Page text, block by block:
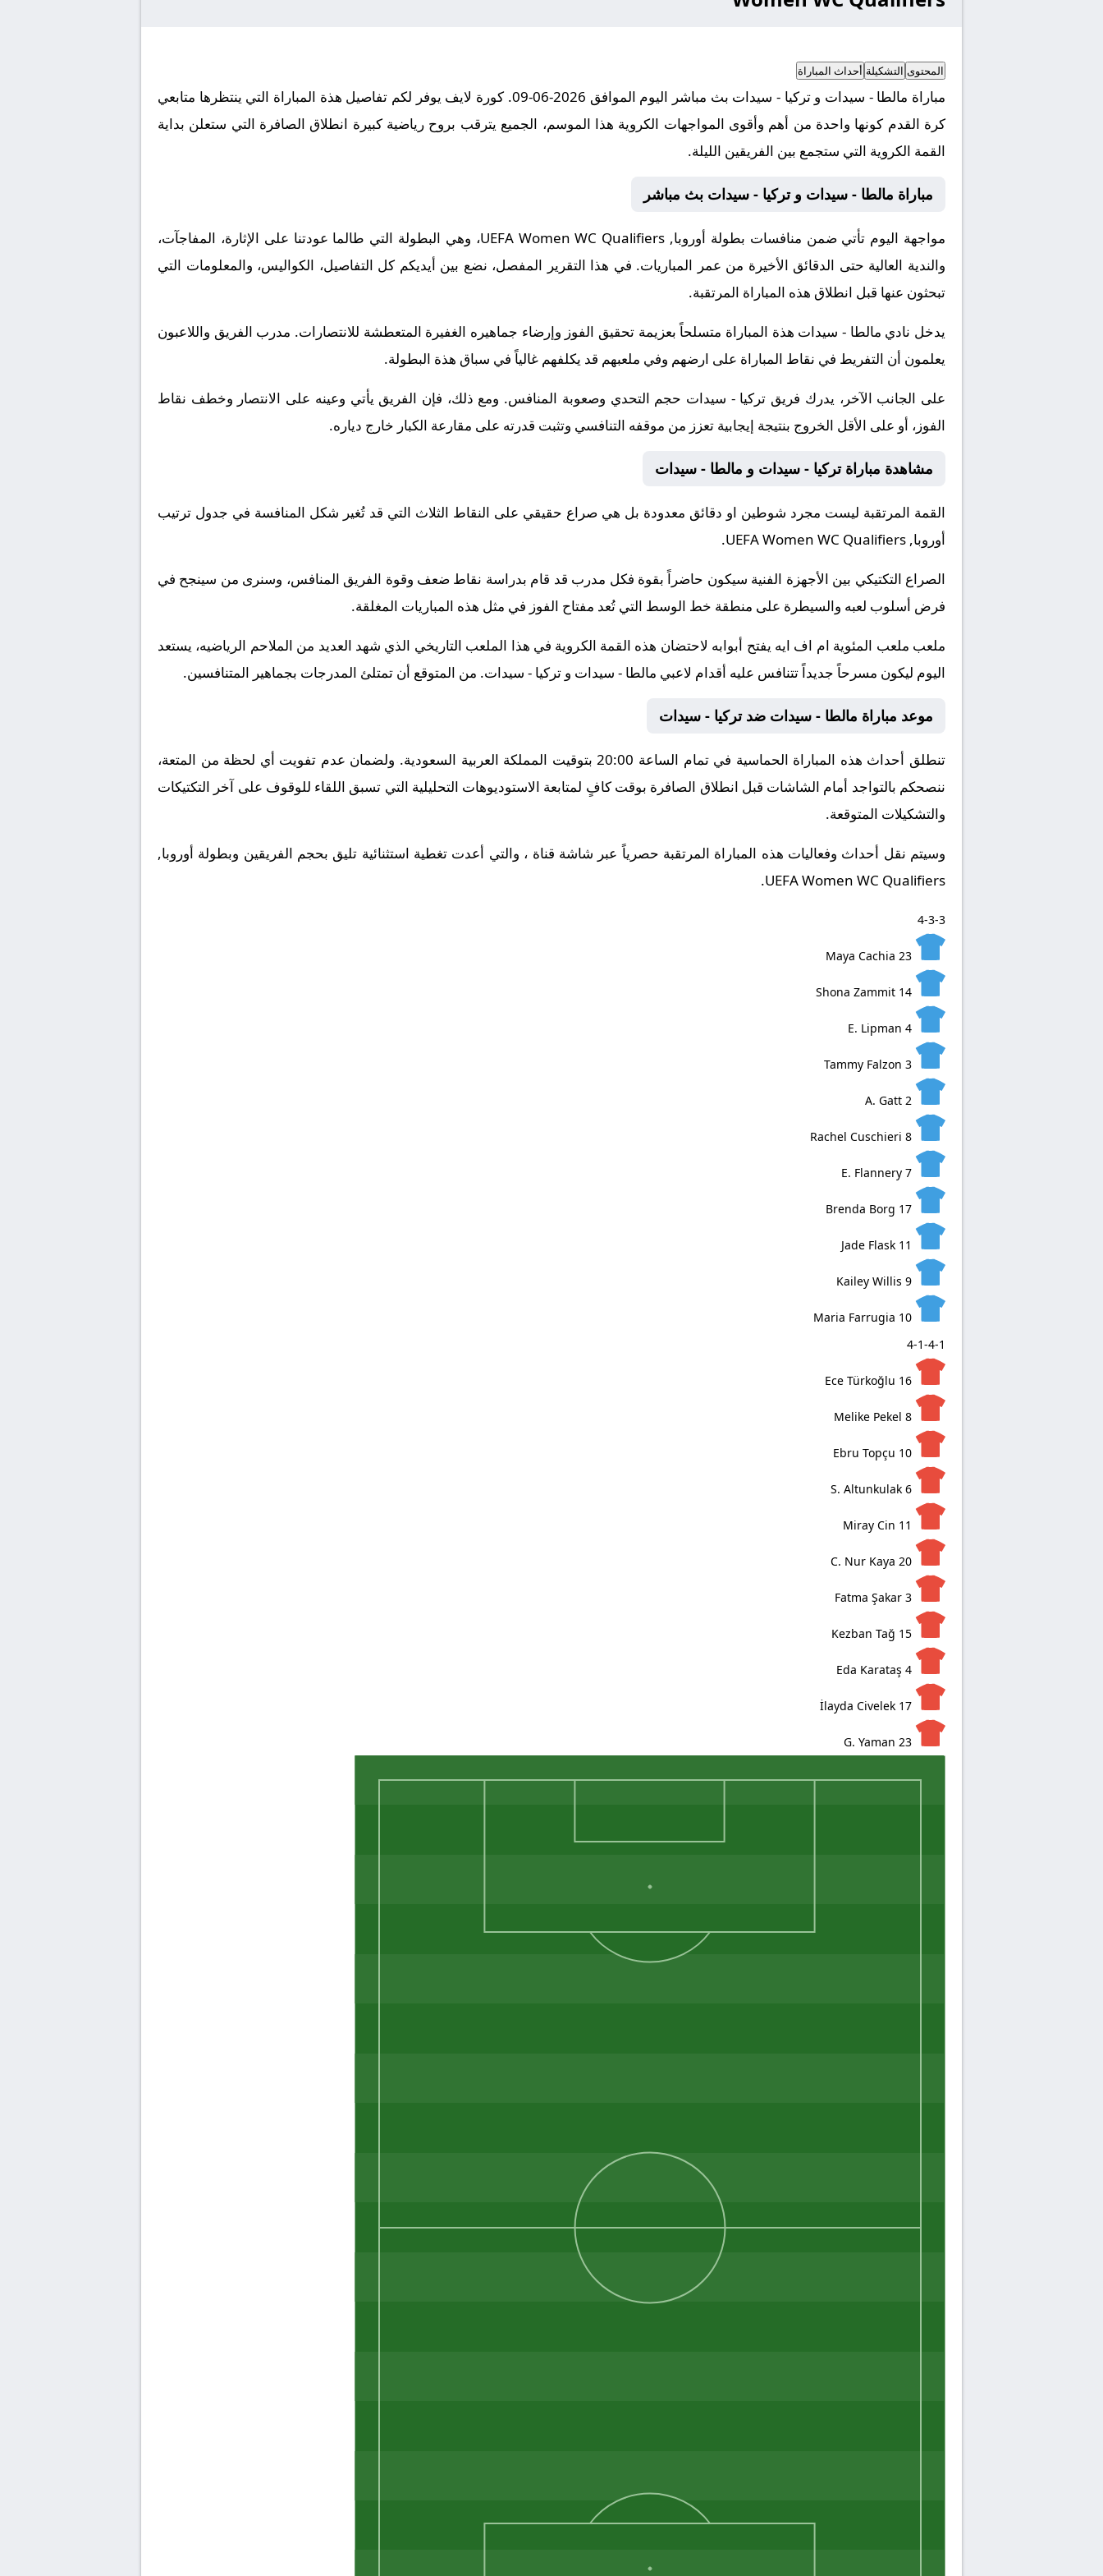
المحتوى التشكيلة أحداث المباراة
مباراة مالطا - سيدات و تركيا - سيدات بث مباشر اليوم الموافق 2026-06-09. كورة لايف يوفر لكم تفاصيل هذة المباراة التي ينتظرها متابعي
كرة القدم كونها واحدة من أهم وأقوى المواجهات الكروية هذا الموسم، الجميع يترقب بروح رياضية كبيرة انطلاق الصافرة التي ستعلن بداية
القمة الكروية التي ستجمع بين الفريقين الليلة.
مباراة مالطا - سيدات و تركيا - سيدات بث مباشر
مواجهة اليوم تأتي ضمن منافسات بطولة أوروبا, UEFA Women WC Qualifiers، وهي البطولة التي طالما عودتنا على الإثارة، المفاجآت،
والندية العالية حتى الدقائق الأخيرة من عمر المباريات. في هذا التقرير المفصل، نضع بين أيديكم كل التفاصيل، الكواليس، والمعلومات التي
تبحثون عنها قبل انطلاق هذه المباراة المرتقبة.
يدخل نادي مالطا - سيدات هذة المباراة متسلحاً بعزيمة تحقيق الفوز وإرضاء جماهيره الغفيرة المتعطشة للانتصارات. مدرب الفريق واللاعبون
يعلمون أن التفريط في نقاط المباراة على ارضهم وفي ملعبهم قد يكلفهم غالياً في سباق هذة البطولة.
على الجانب الآخر، يدرك فريق تركيا - سيدات حجم التحدي وصعوبة المنافس. ومع ذلك، فإن الفريق يأتي وعينه على الانتصار وخطف نقاط
الفوز، أو على الأقل الخروج بنتيجة إيجابية تعزز من موقفه التنافسي وتثبت قدرته على مقارعة الكبار خارج دياره.
مشاهدة مباراة تركيا - سيدات و مالطا - سيدات
القمة المرتقبة ليست مجرد شوطين او دقائق معدودة بل هي صراع حقيقي على النقاط الثلاث التي قد تُغير شكل المنافسة في جدول ترتيب
أوروبا, UEFA Women WC Qualifiers.
الصراع التكتيكي بين الأجهزة الفنية سيكون حاضراً بقوة فكل مدرب قد قام بدراسة نقاط ضعف وقوة الفريق المنافس، وسنرى من سينجح في
فرض أسلوب لعبه والسيطرة على منطقة خط الوسط التي تُعد مفتاح الفوز في مثل هذه المباريات المغلقة.
ملعب ملعب المئوية ام اف ايه يفتح أبوابه لاحتضان هذه القمة الكروية في هذا الملعب التاريخي الذي شهد العديد من الملاحم الرياضيه، يستعد
اليوم ليكون مسرحاً جديداً تتنافس عليه أقدام لاعبي مالطا - سيدات و تركيا - سيدات. من المتوقع أن تمتلئ المدرجات بجماهير المتنافسين.
موعد مباراة مالطا - سيدات ضد تركيا - سيدات
تنطلق أحداث هذه المباراة الحماسية في تمام الساعة 20:00 بتوقيت المملكة العربية السعودية. ولضمان عدم تفويت أي لحظة من المتعة،
ننصحكم بالتواجد أمام الشاشات قبل انطلاق الصافرة بوقت كافٍ لمتابعة الاستوديوهات التحليلية التي تسبق اللقاء للوقوف على آخر التكتيكات
والتشكيلات المتوقعة.
​وسيتم نقل أحداث وفعاليات هذه المباراة المرتقبة حصرياً عبر شاشة قناة ، والتي أعدت تغطية استثنائية تليق بحجم الفريقين وبطولة أوروبا,
UEFA Women WC Qualifiers.
4-3-3
23
Maya Cachia
14
Shona Zammit
4
E. Lipman
3
Tammy Falzon
2
A. Gatt
8
Rachel Cuschieri
7
E. Flannery
17
Brenda Borg
11
Jade Flask
9
Kailey Willis
10
Maria Farrugia
4-1-4-1
16
Ece Türkoğlu
8
Melike Pekel
10
Ebru Topçu
6
S. Altunkulak
11
Miray Cin
20
C. Nur Kaya
3
Fatma Şakar
15
Kezban Tağ
4
Eda Karataş
17
İlayda Civelek
23
G. Yaman